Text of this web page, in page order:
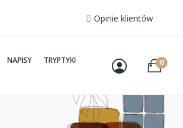
Opinie klientów
NAPISY
TRYPTYKI
0